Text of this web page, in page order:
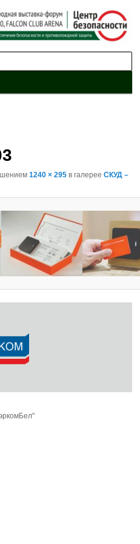
выставка-
для обеспечения безопасности и
2025, Минск, пр. Победителей,
содержимому
1240 × 295 в галерее СКУД –